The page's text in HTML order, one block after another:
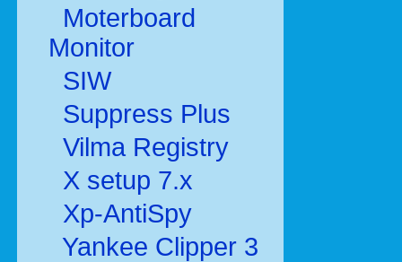
Moterboard
Monitor
SIW
Suppress Plus
Vilma Registry
X setup 7.x
Xp-AntiSpy
Yankee Clipper 3